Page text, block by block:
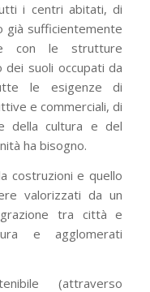
i centri abitati, di
già sufficientemente
con le strutture
suoli occupati da
le esigenze di
e commerciali, di
della cultura e del
ha bisogno.
costruzioni e quello
valorizzati da un
tra città e
e agglomerati
(attraverso